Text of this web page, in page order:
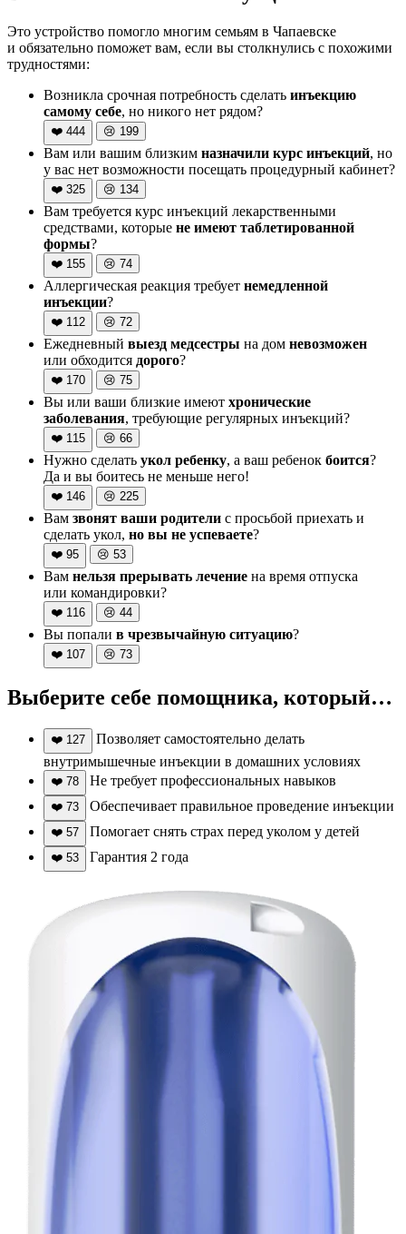
Это устройство помогло многим семьям в Чапаевске
и обязательно поможет вам, если вы столкнулись с похожими
трудностями:
Возникла срочная потребность сделать инъекцию
самому себе, но никого нет рядом?
❤️ 444 😢 199
Вам или вашим близким назначили курс инъекций, но
у вас нет возможности посещать процедурный кабинет?
❤️ 325 😢 134
Вам требуется курс инъекций лекарственными
средствами, которые не имеют таблетированной
формы?
❤️ 155 😢 74
Аллергическая реакция требует немедленной
инъекции?
❤️ 112 😢 72
Ежедневный выезд медсестры на дом невозможен
или обходится дорого?
❤️ 170 😢 75
Вы или ваши близкие имеют хронические
заболевания, требующие регулярных инъекций?
❤️ 115 😢 66
Нужно сделать укол ребенку, а ваш ребенок боится?
Да и вы боитесь не меньше него!
❤️ 146 😢 225
Вам звонят ваши родители с просьбой приехать и
сделать укол, но вы не успеваете?
❤️ 95 😢 53
Вам нельзя прерывать лечение на время отпуска
или командировки?
❤️ 116 😢 44
Вы попали в чрезвычайную ситуацию?
❤️ 107 😢 73
Выберите себе помощника, который…
❤️ 127
Позволяет самостоятельно делать
внутримышечные инъекции в домашних условиях
❤️ 78 Не требует профессиональных навыков
❤️ 73 Обеспечивает правильное проведение инъекции
❤️ 57 Помогает снять страх перед уколом у детей
❤️ 53 Гарантия 2 года